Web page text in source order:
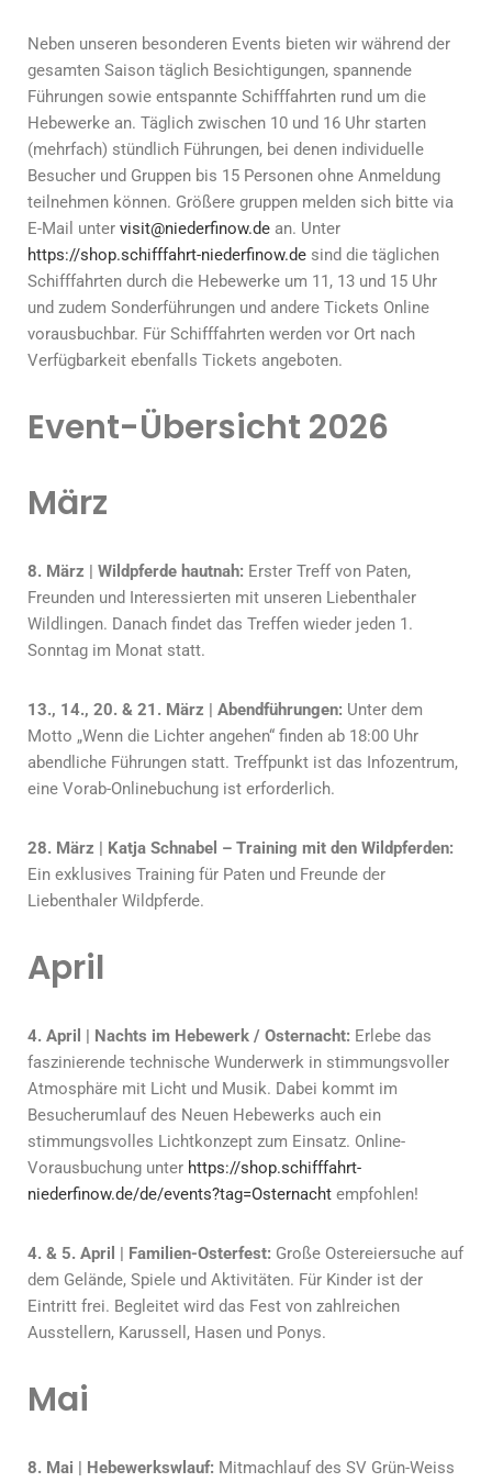
Neben unseren besonderen Events bieten wir während der
gesamten Saison täglich Besichtigungen, spannende
Führungen sowie entspannte Schifffahrten rund um die
Hebewerke an. Täglich zwischen 10 und 16 Uhr starten
(mehrfach) stündlich Führungen, bei denen individuelle
Besucher und Gruppen bis 15 Personen ohne Anmeldung
teilnehmen können. Größere gruppen melden sich bitte via
E-Mail unter visit@niederfinow.de an. Unter
https://shop.schifffahrt-niederfinow.de sind die täglichen
Schifffahrten durch die Hebewerke um 11, 13 und 15 Uhr
und zudem Sonderführungen und andere Tickets Online
vorausbuchbar. Für Schifffahrten werden vor Ort nach
Verfügbarkeit ebenfalls Tickets angeboten.
Event-Übersicht 2026
März
8. März | Wildpferde hautnah: Erster Treff von Paten,
Freunden und Interessierten mit unseren Liebenthaler
Wildlingen. Danach findet das Treffen wieder jeden 1.
Sonntag im Monat statt.
13., 14., 20. & 21. März | Abendführungen: Unter dem
Motto „Wenn die Lichter angehen“ finden ab 18:00 Uhr
abendliche Führungen statt. Treffpunkt ist das Infozentrum,
eine Vorab-Onlinebuchung ist erforderlich.
28. März | Katja Schnabel – Training mit den Wildpferden:
Ein exklusives Training für Paten und Freunde der
Liebenthaler Wildpferde.
April
4. April | Nachts im Hebewerk / Osternacht: Erlebe das
faszinierende technische Wunderwerk in stimmungsvoller
Atmosphäre mit Licht und Musik. Dabei kommt im
Besucherumlauf des Neuen Hebewerks auch ein
stimmungsvolles Lichtkonzept zum Einsatz. Online-
Vorausbuchung unter https://shop.schifffahrt-
niederfinow.de/de/events?tag=Osternacht empfohlen!
4. & 5. April | Familien-Osterfest: Große Ostereiersuche auf
dem Gelände, Spiele und Aktivitäten. Für Kinder ist der
Eintritt frei. Begleitet wird das Fest von zahlreichen
Ausstellern, Karussell, Hasen und Ponys.
Mai
8. Mai | Hebewerkswlauf: Mitmachlauf des SV Grün-Weiss